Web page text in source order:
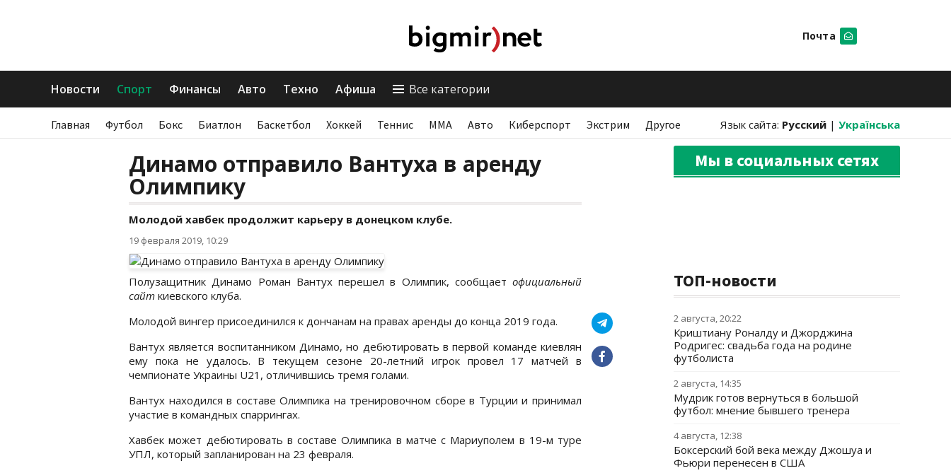
Почта
Новости Спорт Финансы Авто Техно Афиша Все категории
Главная Футбол Бокс Биатлон Баскетбол Хоккей Теннис ММА Авто Киберспорт Экстрим Другое Язык сайта: Русский | Українська
Динамо отправило Вантуха в аренду
Олимпику
Молодой хавбек продолжит карьеру в донецком клубе.
19 февраля 2019, 10:29
Полузащитник Динамо Роман Вантух перешел в Олимпик, сообщает официальный
сайт киевского клуба.
Молодой вингер присоединился к дончанам на правах аренды до конца 2019 года.
Вантух является воспитанником Динамо, но дебютировать в первой команде киевлян
ему пока не удалось. В текущем сезоне 20-летний игрок провел 17 матчей в
чемпионате Украины U21, отличившись тремя голами.
Вантух находился в составе Олимпика на тренировочном сборе в Турции и принимал
участие в командных спаррингах.
Хавбек может дебютировать в составе Олимпика в матче с Мариуполем в 19-м туре
УПЛ, который запланирован на 23 февраля.
Мы в социальных сетях
ТОП-новости
2 августа, 20:22
Криштиану Роналду и Джорджина
Родригес: свадьба года на родине
футболиста
2 августа, 14:35
Мудрик готов вернуться в большой
футбол: мнение бывшего тренера
4 августа, 12:38
Боксерский бой века между Джошуа и
Фьюри перенесен в США